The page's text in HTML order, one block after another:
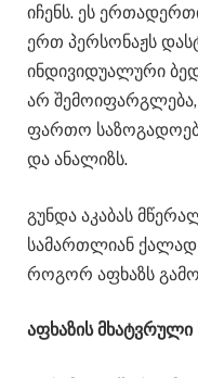
იჩენს. ეს
ერთ პერსონაჟს
ინდივიდუალური
არ
ფართო
და ანალიზს.
გუნდა აკაბას
სამართლიან ქალად
როგორ აფხაზს
აფხაზის მხატვრული